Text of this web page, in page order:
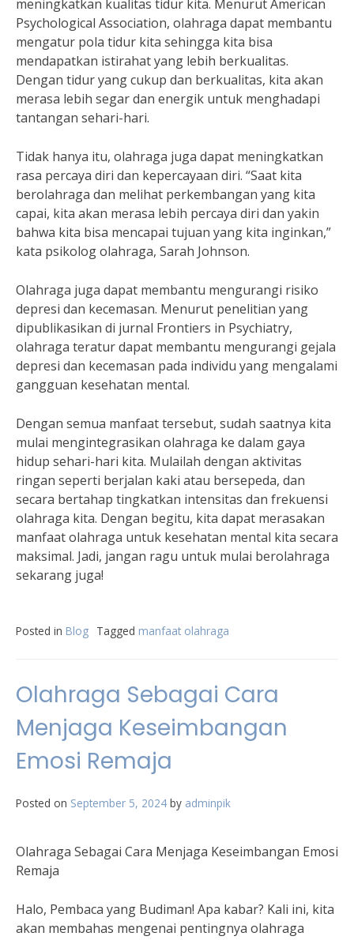
meningkatkan kualitas tidur kita. Menurut American
Psychological Association, olahraga dapat membantu
mengatur pola tidur kita sehingga kita bisa
mendapatkan istirahat yang lebih berkualitas.
Dengan tidur yang cukup dan berkualitas, kita akan
merasa lebih segar dan energik untuk menghadapi
tantangan sehari-hari.
Tidak hanya itu, olahraga juga dapat meningkatkan
rasa percaya diri dan kepercayaan diri. “Saat kita
berolahraga dan melihat perkembangan yang kita
capai, kita akan merasa lebih percaya diri dan yakin
bahwa kita bisa mencapai tujuan yang kita inginkan,”
kata psikolog olahraga, Sarah Johnson.
Olahraga juga dapat membantu mengurangi risiko
depresi dan kecemasan. Menurut penelitian yang
dipublikasikan di jurnal Frontiers in Psychiatry,
olahraga teratur dapat membantu mengurangi gejala
depresi dan kecemasan pada individu yang mengalami
gangguan kesehatan mental.
Dengan semua manfaat tersebut, sudah saatnya kita
mulai mengintegrasikan olahraga ke dalam gaya
hidup sehari-hari kita. Mulailah dengan aktivitas
ringan seperti berjalan kaki atau bersepeda, dan
secara bertahap tingkatkan intensitas dan frekuensi
olahraga kita. Dengan begitu, kita dapat merasakan
manfaat olahraga untuk kesehatan mental kita secara
maksimal. Jadi, jangan ragu untuk mulai berolahraga
sekarang juga!
Posted in Blog Tagged manfaat olahraga
Olahraga Sebagai Cara
Menjaga Keseimbangan
Emosi Remaja
Posted on September 5, 2024 by adminpik
Olahraga Sebagai Cara Menjaga Keseimbangan Emosi
Remaja
Halo, Pembaca yang Budiman! Apa kabar? Kali ini, kita
akan membahas mengenai pentingnya olahraga